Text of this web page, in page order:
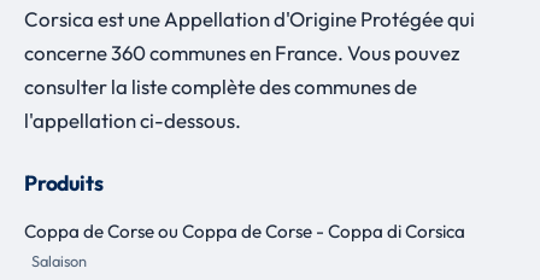
Corsica est une Appellation d'Origine Protégée qui
concerne 360 communes en France. Vous pouvez
consulter la liste complète des communes de
l'appellation ci-dessous.
Produits
Coppa de Corse ou Coppa de Corse - Coppa di Corsica
Salaison